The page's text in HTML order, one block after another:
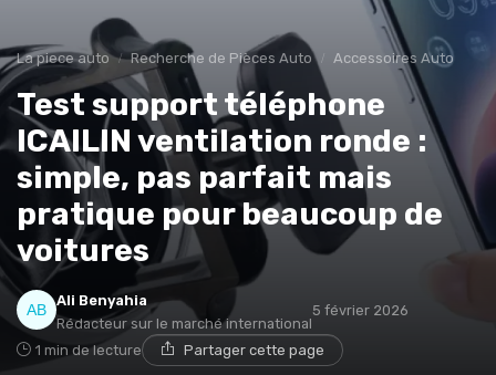
La piece auto Recherche de Pièces Auto Accessoires Auto
Test support téléphone
ICAILIN ventilation ronde :
simple, pas parfait mais
pratique pour beaucoup de
voitures
Ali Benyahia
Rédacteur sur le marché international
5 février 2026
1 min de lecture Partager cette page